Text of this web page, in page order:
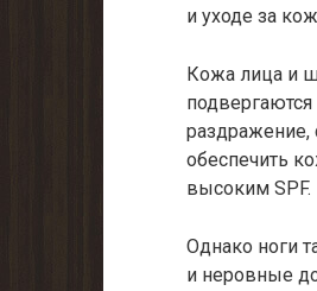
и уходе за
Кожа лица и
раздражение,
обеспечить
высоким SPF.
Однако ноги
и неровные